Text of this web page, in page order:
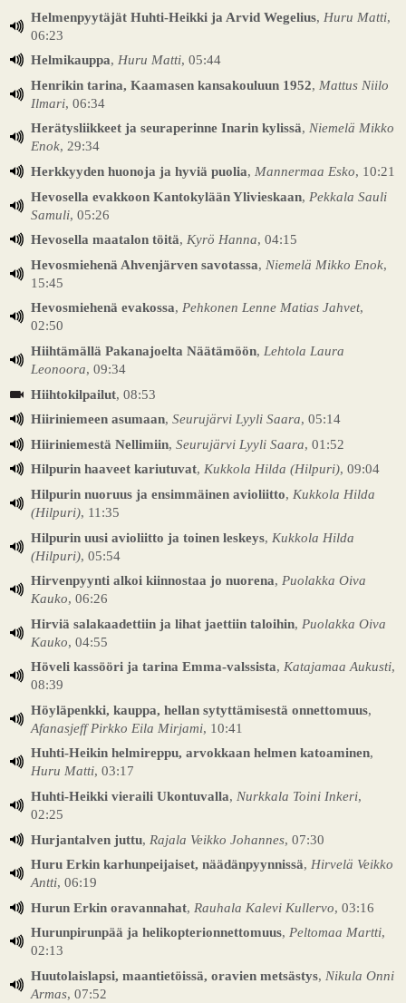
Helmenpyytäjät Huhti-Heikki ja Arvid Wegelius, Huru Matti,
06:23
Helmikauppa, Huru Matti, 05:44
Henrikin tarina, Kaamasen kansakouluun 1952, Mattus Niilo
Ilmari, 06:34
Herätysliikkeet ja seuraperinne Inarin kylissä, Niemelä Mikko
Enok, 29:34
Herkkyyden huonoja ja hyviä puolia, Mannermaa Esko, 10:21
Hevosella evakkoon Kantokylään Ylivieskaan, Pekkala Sauli
Samuli, 05:26
Hevosella maatalon töitä, Kyrö Hanna, 04:15
Hevosmiehenä Ahvenjärven savotassa, Niemelä Mikko Enok,
15:45
Hevosmiehenä evakossa, Pehkonen Lenne Matias Jahvet,
02:50
Hiihtämällä Pakanajoelta Näätämöön, Lehtola Laura
Leonoora, 09:34
Hiihtokilpailut, 08:53
Hiiriniemeen asumaan, Seurujärvi Lyyli Saara, 05:14
Hiiriniemestä Nellimiin, Seurujärvi Lyyli Saara, 01:52
Hilpurin haaveet kariutuvat, Kukkola Hilda (Hilpuri), 09:04
Hilpurin nuoruus ja ensimmäinen avioliitto, Kukkola Hilda
(Hilpuri), 11:35
Hilpurin uusi avioliitto ja toinen leskeys, Kukkola Hilda
(Hilpuri), 05:54
Hirvenpyynti alkoi kiinnostaa jo nuorena, Puolakka Oiva
Kauko, 06:26
Hirviä salakaadettiin ja lihat jaettiin taloihin, Puolakka Oiva
Kauko, 04:55
Höveli kassööri ja tarina Emma-valssista, Katajamaa Aukusti,
08:39
Höyläpenkki, kauppa, hellan sytyttämisestä onnettomuus,
Afanasjeff Pirkko Eila Mirjami, 10:41
Huhti-Heikin helmireppu, arvokkaan helmen katoaminen,
Huru Matti, 03:17
Huhti-Heikki vieraili Ukontuvalla, Nurkkala Toini Inkeri,
02:25
Hurjantalven juttu, Rajala Veikko Johannes, 07:30
Huru Erkin karhunpeijaiset, näädänpyynnissä, Hirvelä Veikko
Antti, 06:19
Hurun Erkin oravannahat, Rauhala Kalevi Kullervo, 03:16
Hurunpirunpää ja helikopterionnettomuus, Peltomaa Martti,
02:13
Huutolaislapsi, maantietöissä, oravien metsästys, Nikula Onni
Armas, 07:52